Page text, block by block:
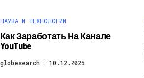
НАУКА И ТЕХНОЛОГИИ
Как Заработать На Канале
YouTube
globesearch 10.12.2025